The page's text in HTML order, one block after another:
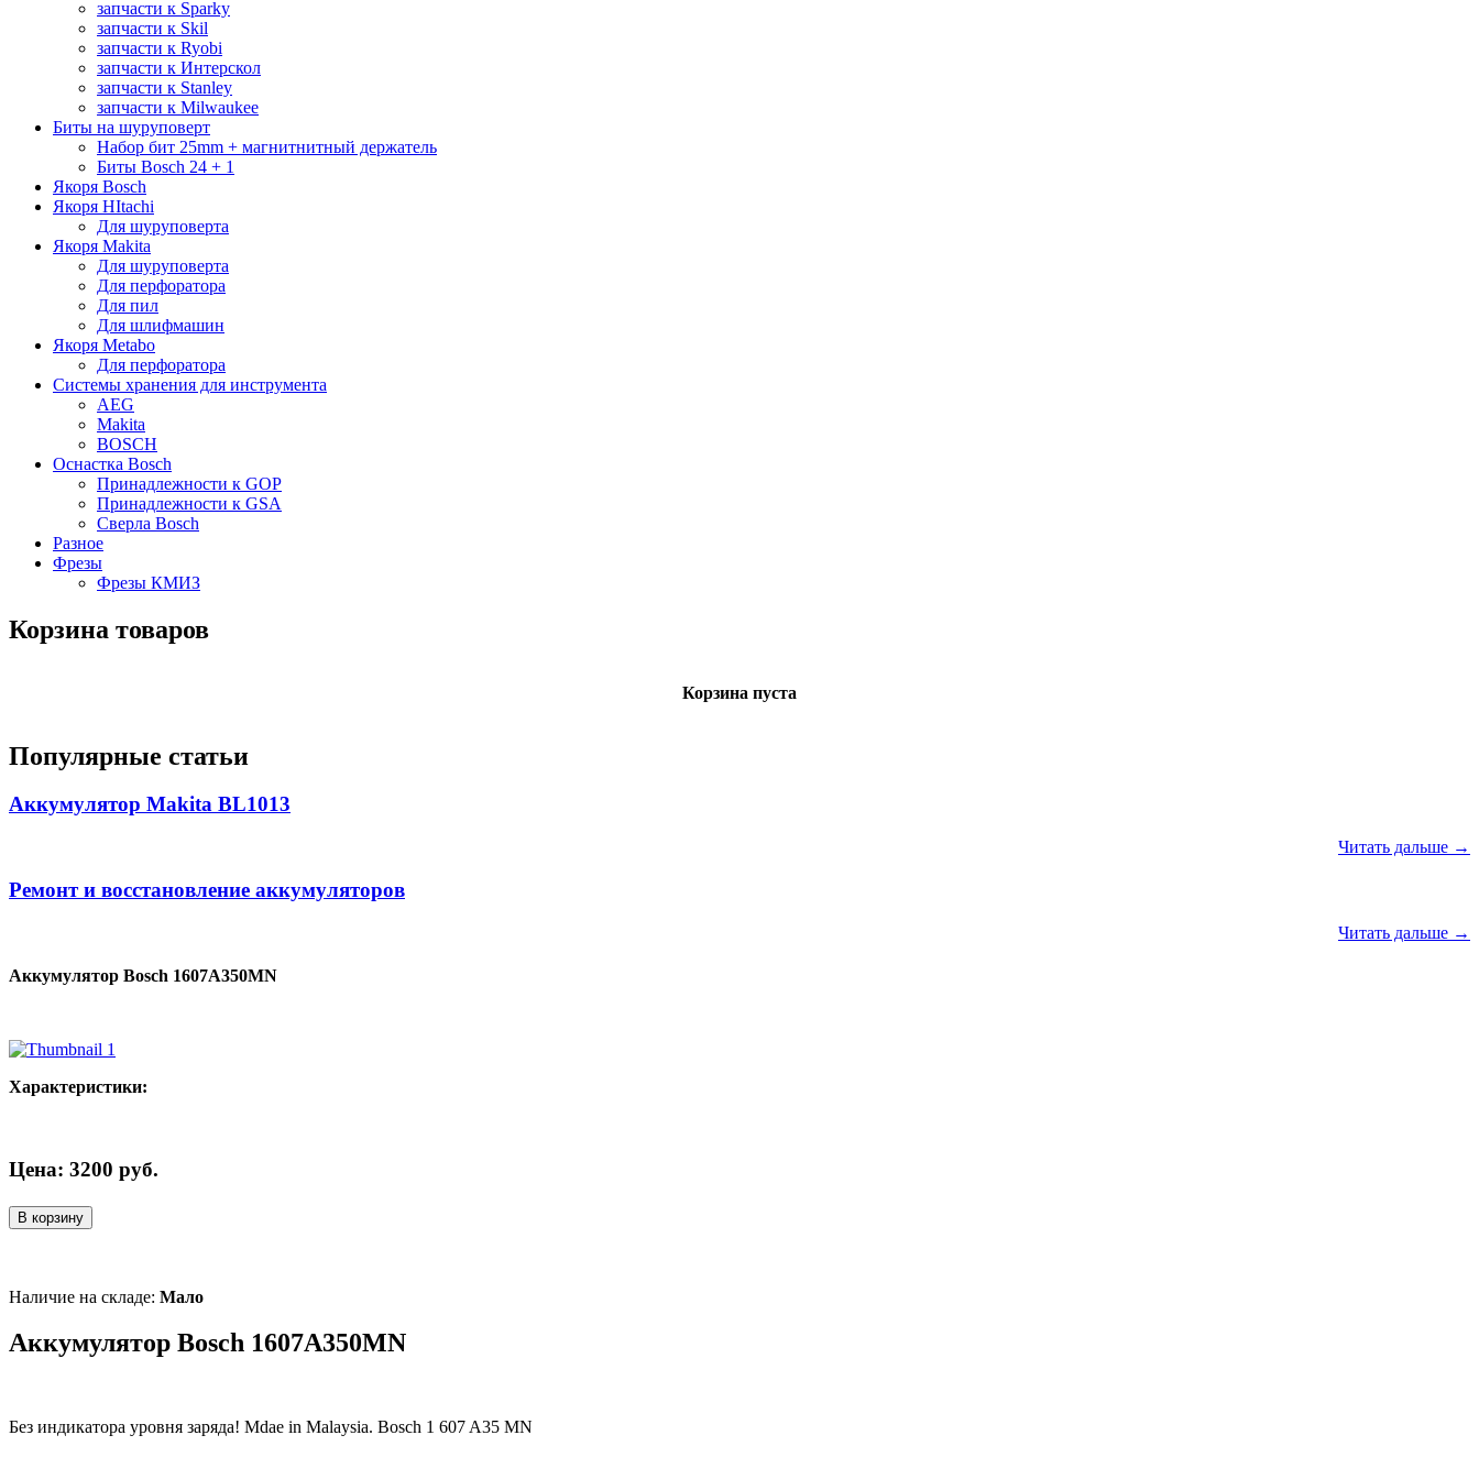
запчасти к Sparky
запчасти к Skil
запчасти к Ryobi
запчасти к Интерскол
запчасти к Stanley
запчасти к Milwaukee
Биты на шуруповерт
Набор бит 25mm + магнитнитный держатель
Биты Bosch 24 + 1
Якоря Bosch
Якоря HItachi
Для шуруповерта
Якоря Makita
Для шуруповерта
Для перфоратора
Для пил
Для шлифмашин
Якоря Metabo
Для перфоратора
Системы хранения для инструмента
AEG
Makita
BOSCH
Оснастка Bosch
Принадлежности к GOP
Принадлежности к GSA
Сверла Bosch
Разное
Фрезы
Фрезы КМИЗ
Корзина товаров
Корзина пуста
Популярные статьи
Аккумулятор Makita BL1013
Читать дальше →
Ремонт и восстановление аккумуляторов
Читать дальше →
Аккумулятор Bosch 1607A350MN
Характеристики:
Цена: 3200 руб.
В корзину
Наличие на складе: Мало
Аккумулятор Bosch 1607A350MN
Без индикатора уровня заряда! Mdae in Malaysia. Bosch 1 607 A35 MN